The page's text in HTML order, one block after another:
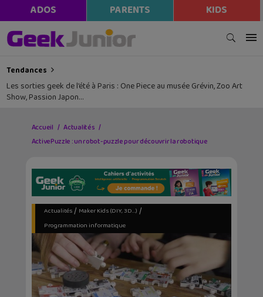
ADOS PARENTS KIDS
Tendances
Les sorties geek de l’été à Paris : One Piece au musée Grévin, Zoo Art
Show, Passion Japon…
Accueil
Actualités
ActivePuzzle : un robot-puzzle pour découvrir la robotique
Actualités/ Maker Kids (DIY, 3D...) /
Programmation informatique